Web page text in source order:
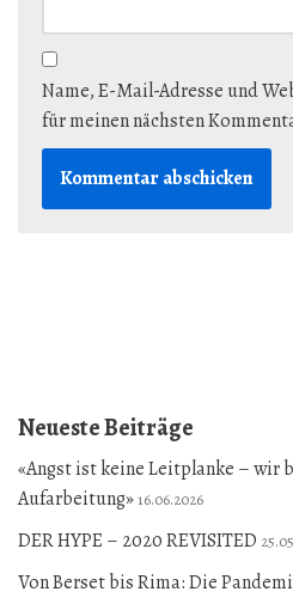
Name, E-Mail-Adresse und
für meinen nächsten
Neueste Beiträge
«Angst ist keine Leitplanke – wir
Aufarbeitung»16.06.2026
DER HYPE – 2020 REVISITED
Von Berset bis Rima: Die